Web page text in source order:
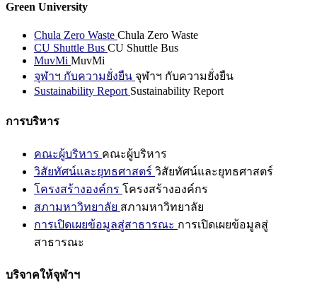
Green University
Chula Zero Waste Chula Zero Waste
CU Shuttle Bus CU Shuttle Bus
MuvMi MuvMi
จุฬาฯ กับความยั่งยืน จุฬาฯ กับความยั่งยืน
Sustainability Report Sustainability Report
การบริหาร
คณะผู้บริหาร คณะผู้บริหาร
วิสัยทัศน์และยุทธศาสตร์ วิสัยทัศน์และยุทธศาสตร์
โครงสร้างองค์กร โครงสร้างองค์กร
สภามหาวิทยาลัย สภามหาวิทยาลัย
การเปิดเผยข้อมูลสู่สาธารณะ การเปิดเผยข้อมูลสู่
สาธารณะ
บริจาคให้จุฬาฯ